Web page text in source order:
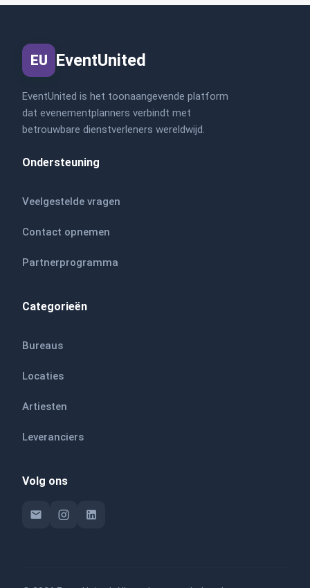
EU EventUnited
EventUnited is het toonaangevende platform
dat evenementplanners verbindt met
betrouwbare dienstverleners wereldwijd.
Ondersteuning
Veelgestelde vragen
Contact opnemen
Partnerprogramma
Categorieën
Bureaus
Locaties
Artiesten
Leveranciers
Volg ons